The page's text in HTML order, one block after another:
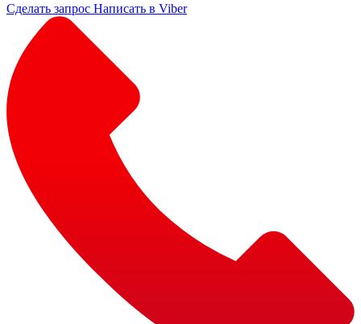
Сделать запрос Написать в Viber